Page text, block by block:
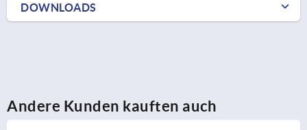
DOWNLOADS
Andere Kunden kauften auch